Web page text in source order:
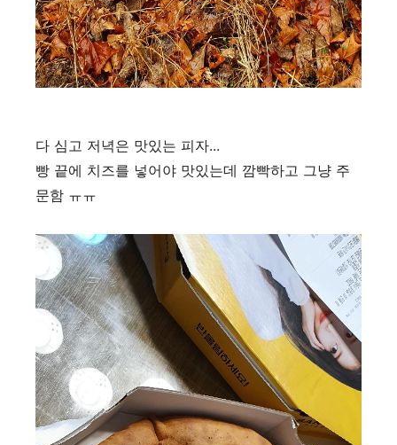
다 심고 저녁은 맛있는 피자...
빵 끝에 치즈를 넣어야 맛있는데 깜빡하고 그냥 주
문함 ㅠㅠ